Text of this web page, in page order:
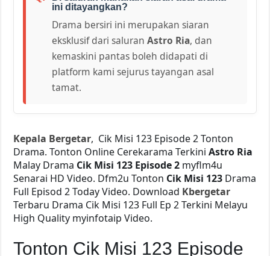
ini ditayangkan?
Drama bersiri ini merupakan siaran
eksklusif dari saluranAstro Ria, dan
kemaskini pantas boleh didapati di
platform kami sejurus tayangan asal
tamat.
Kepala Bergetar, Cik Misi 123 Episode 2 Tonton
Drama. Tonton Online Cerekarama TerkiniAstro Ria
Malay Drama Cik Misi 123 Episode 2 myflm4u
Senarai HD Video. Dfm2u Tonton Cik Misi 123 Drama
Full Episod 2 Today Video. Download Kbergetar
Terbaru Drama Cik Misi 123 Full Ep 2 Terkini Melayu
High Quality myinfotaip Video.
Tonton Cik Misi 123 Episode